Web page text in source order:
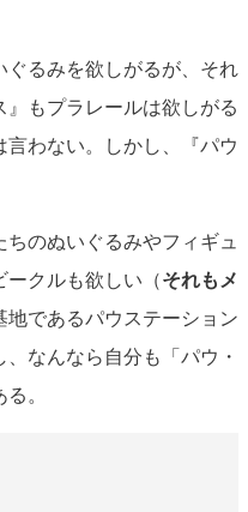
るみを欲しがるが、それ
もプラレールは欲しがる
わない。しかし、『パウ
ちのぬいぐるみやフィギュ
クルも欲しい（それもメ
地であるパウステーション
なんなら自分も「パウ・
。